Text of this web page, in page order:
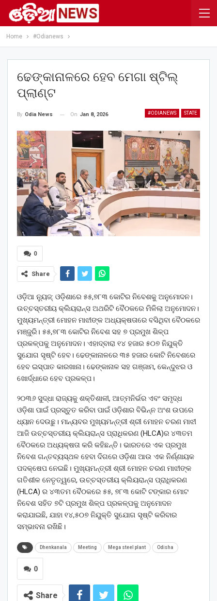
Home #Odianews
ଢେଙ୍କାନାଳରେ ହେବ ମେଗା ଷ୍ଟିଲ୍
ପ୍ଲାଣ୍ଟ
#ODIANEWS STATE
By Odia News On Jan 8, 2026
0
Share
ଓଡ଼ିଆ ନ୍ୟୁଜ୍: ଓଡ଼ିଶାରେ ୫୫,୭୮୩ କୋଟିର ନିବେଶକୁ ଅନୁମୋଦନ।
ଉଚ୍ଚସ୍ତରୀୟ କ୍ଲିୟରାନ୍ସ ଅଥରିଟି ବୈଠକରେ ମିଳିଲା ଅନୁମୋଦନ।
ମୁଖ୍ୟମନ୍ତ୍ରୀ ମୋହନ ମାଝୀଙ୍କ ଅଧ୍ୟକ୍ଷତାରେ ବସିଥିବା ବୈଠକରେ
ମଞ୍ଜୁରି। ୫୫,୭୮୩ କୋଟିର ନିବେଶ ସହ ୭ ପ୍ରମୁଖ ଶିଳ୍ପ
ପ୍ରକଳ୍ପକୁ ଅନୁମୋଦନ। ଏହାଦ୍ବାରା ୧୪ ହଜାର ୫୦୭ ନିଯୁକ୍ତି
ସୁଯୋଗ ସୃଷ୍ଟି ହେବ। ଢେଙ୍କାନାଳରେ ୩୫ ହଜାର କୋଟି ନିବେଶରେ
ହେବ ଇସ୍ପାତ କାରଖାନା। ଢେଙ୍କାନାଳ ସହ ଗଞ୍ଜାମ, କେନ୍ଦୁଝର ଓ
ଖୋର୍ଦ୍ଧାରେ ହେବ ପ୍ରକଳ୍ପ।
୨୦୩୬ ସୁଦ୍ଧା ରାଜ୍ୟକୁ ଶକ୍ତିଶାଳୀ, ଆତ୍ମନିର୍ଭର ଏବଂ ସମୃଦ୍ଧ
ଓଡ଼ିଶା ପାଇଁ ପ୍ରସ୍ତୁତ କରିବା ପାଇଁ ଓଡ଼ିଶାର ବିଭିନ୍ନ ଅଂଶ ଉପରେ
ଧ୍ୟାନ ଦେଉଛୁ। ମାନ୍ୟବର ମୁଖ୍ୟମନ୍ତ୍ରୀ ଶ୍ରୀ ମୋହନ ଚରଣ ମାଝୀ
ଆଜି ଉଚ୍ଚସ୍ତରୀୟ କ୍ଲିୟରାନ୍ସ ପ୍ରାଧିକରଣ (HLCA)ର ୪୩ତମ
ବୈଠକରେ ଅଧ୍ୟକ୍ଷତା କରି କହିଛନ୍ତି। ଭାରତରେ ଏକ ପ୍ରମୁଖ
ନିବେଶ ଗନ୍ତବ୍ୟସ୍ଥଳ ହେବା ଦିଗରେ ଓଡ଼ିଶା ଆଉ ଏକ ନିର୍ଣ୍ଣାୟକ
ପଦକ୍ଷେପ ନେଇଛି। ମୁଖ୍ୟମନ୍ତ୍ରୀ ଶ୍ରୀ ମୋହନ ଚରଣ ମାଝୀଙ୍କ
ଗତିଶୀଳ ନେତୃତ୍ୱରେ, ଉଚ୍ଚସ୍ତରୀୟ କ୍ଲିୟରାନ୍ସ ପ୍ରାଧିକରଣ
(HLCA) ର ୪୩ତମ ବୈଠକରେ ୫୫, ୭୮୩ କୋଟି ଟଙ୍କାର ମୋଟ
ନିବେଶ ସହିତ ୭ଟି ପ୍ରମୁଖ ଶିଳ୍ପ ପ୍ରକଳ୍ପକୁ ଅନୁମୋଦନ
କରାଯାଇଛି, ଯାହା ୧୪,୫୦୭ ନିଯୁକ୍ତି ସୁଯୋଗ ସୃଷ୍ଟି କରିବାର
ସମ୍ଭାବନା ରଖିଛି।
Dhenkanala Meeting Mega steel plant Odisha
0
Share